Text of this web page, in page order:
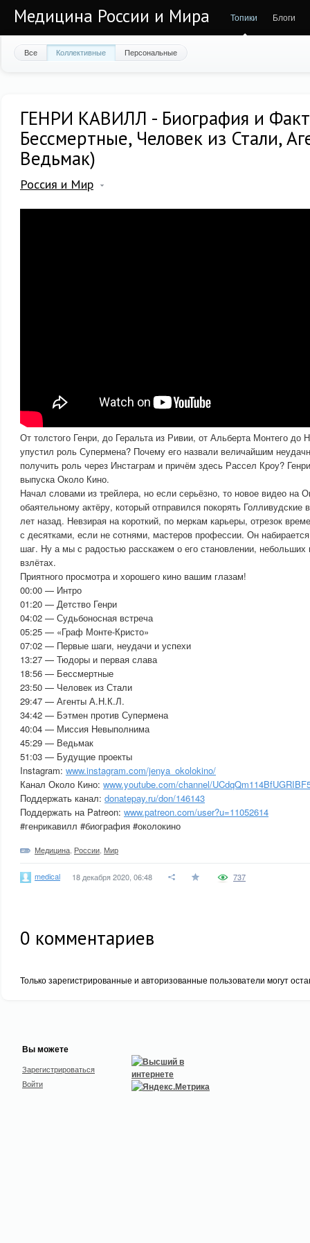
Медицина России и Мира Топики Блоги
Все Коллективные Персональные
ГЕНРИ КАВИЛЛ - Биография и
Бессмертные, Человек из Стали,
Ведьмак)
Россия и Мир
От толстого Генри, до Геральта из Ривии, от Альберта Монтего до
упустил роль Супермена? Почему его назвали величайшим
получить роль через Инстаграм и причём здесь Рассел Кроу?
выпуска Около Кино.
Начал словами из трейлера, но если серьёзно, то новое видео на
обаятельному актёру, который отправился покорять Голливудские
лет назад. Невзирая на короткий, по меркам карьеры, отрезок
с десятками, если не сотнями, мастеров профессии. Он
шаг. Ну а мы с радостью расскажем о его становлении,
взлётах.
Приятного просмотра и хорошего кино вашим глазам!
00:00 — Интро
01:20 — Детство Генри
04:02 — Судьбоносная встреча
05:25 — «Граф Монте-Кристо»
07:02 — Первые шаги, неудачи и успехи
13:27 — Тюдоры и первая слава
18:56 — Бессмертные
23:50 — Человек из Стали
29:47 — Агенты А.Н.К.Л.
34:42 — Бэтмен против Супермена
40:04 — Миссия Невыполнима
45:29 — Ведьмак
51:03 — Будущие проекты
Instagram: www.instagram.com/jenya_okolokino/
Канал Около Кино: www.youtube.com/channel/
Поддержать канал: donatepay.ru/don/146143
Поддержать на Patreon: www.patreon.com/user?u=11052614
#генрикавилл #биография #околокино
Медицина России Мир
medical 18 декабря 2020, 06:48 737
0 комментариев
Только зарегистрированные и авторизованные пользователи могут
Вы можете
Зарегистрироваться
Войти